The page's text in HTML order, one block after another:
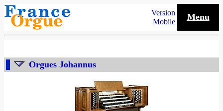
Version
Mobile
Menu
Orgues Johannus